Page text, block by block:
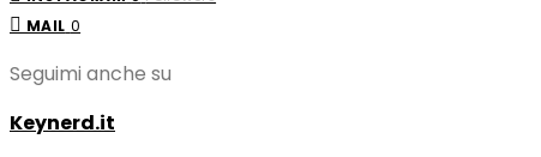
MAIL 0
Seguimi anche su
Keynerd.it